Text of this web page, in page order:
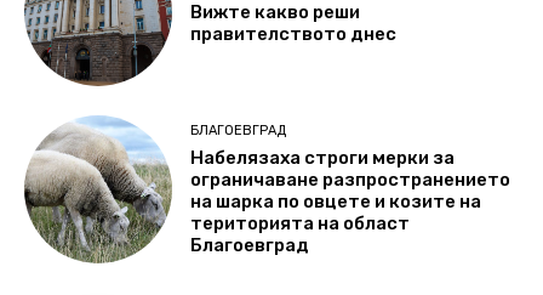
Вижте какво реши
правителството днес
БЛАГОЕВГРАД
Набелязаха строги мерки за
ограничаване разпространението
на шарка по овцете и козите на
територията на област
Благоевград